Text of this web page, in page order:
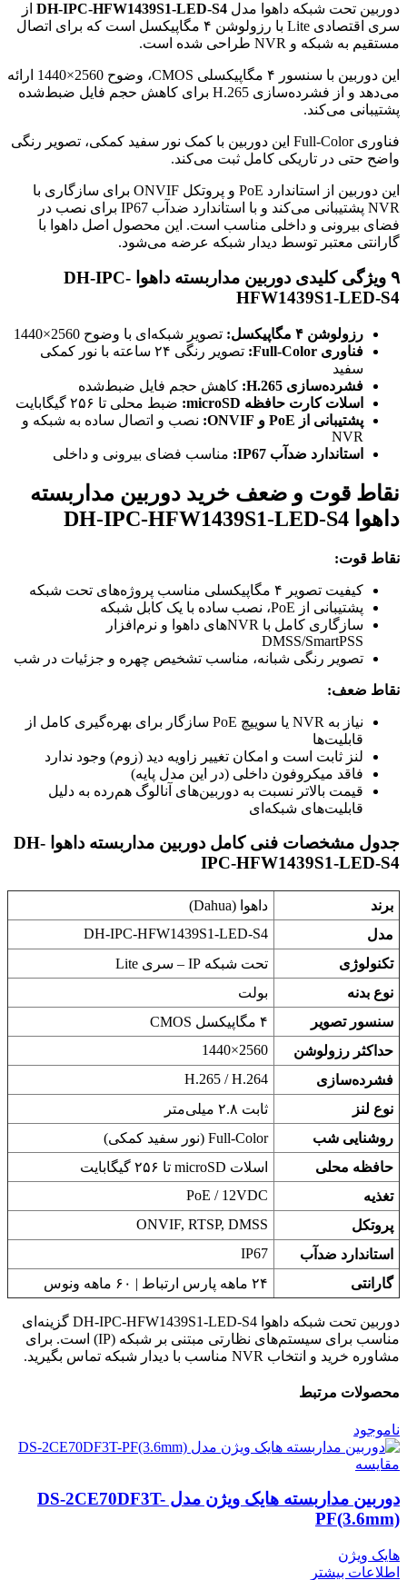
دوربین تحت شبکه داهوا مدل DH-IPC-HFW1439S1-LED-S4 از
سری اقتصادی Lite با رزولوشن ۴ مگاپیکسل است که برای اتصال
مستقیم به شبکه و NVR طراحی شده است.
این دوربین با سنسور ۴ مگاپیکسلی CMOS، وضوح 2560×1440 ارائه
می‌دهد و از فشرده‌سازی H.265 برای کاهش حجم فایل ضبط‌شده
پشتیبانی می‌کند.
فناوری Full-Color این دوربین با کمک نور سفید کمکی، تصویر رنگی
واضح حتی در تاریکی کامل ثبت می‌کند.
این دوربین از استاندارد PoE و پروتکل ONVIF برای سازگاری با
NVR پشتیبانی می‌کند و با استاندارد ضدآب IP67 برای نصب در
فضای بیرونی و داخلی مناسب است. این محصول اصل داهوا با
گارانتی معتبر توسط دیدار شبکه عرضه می‌شود.
۹ ویژگی کلیدی دوربین مداربسته داهوا DH-IPC-
HFW1439S1-LED-S4
رزولوشن ۴ مگاپیکسل:
تصویر شبکه‌ای با وضوح 2560×1440
فناوری Full-Color:
تصویر رنگی ۲۴ ساعته با نور کمکی
سفید
فشرده‌سازی H.265:
کاهش حجم فایل ضبط‌شده
اسلات کارت حافظه microSD:
ضبط محلی تا ۲۵۶ گیگابایت
پشتیبانی از PoE و ONVIF:
نصب و اتصال ساده به شبکه و
NVR
استاندارد ضدآب IP67:
مناسب فضای بیرونی و داخلی
نقاط قوت و ضعف خرید دوربین مداربسته
داهوا DH-IPC-HFW1439S1-LED-S4
نقاط قوت:
کیفیت تصویر ۴ مگاپیکسلی مناسب پروژه‌های تحت شبکه
پشتیبانی از PoE، نصب ساده با یک کابل شبکه
سازگاری کامل با NVRهای داهوا و نرم‌افزار
DMSS/SmartPSS
تصویر رنگی شبانه، مناسب تشخیص چهره و جزئیات در شب
نقاط ضعف:
نیاز به NVR یا سوییچ PoE سازگار برای بهره‌گیری کامل از
قابلیت‌ها
لنز ثابت است و امکان تغییر زاویه دید (زوم) وجود ندارد
فاقد میکروفون داخلی (در این مدل پایه)
قیمت بالاتر نسبت به دوربین‌های آنالوگ هم‌رده به دلیل
قابلیت‌های شبکه‌ای
جدول مشخصات فنی کامل دوربین مداربسته داهوا DH-
IPC-HFW1439S1-LED-S4
برند
داهوا (Dahua)
مدل
DH-IPC-HFW1439S1-LED-S4
تکنولوژی
تحت شبکه IP – سری Lite
نوع بدنه
بولت
سنسور تصویر
۴ مگاپیکسل CMOS
حداکثر رزولوشن
2560×1440
فشرده‌سازی
H.265 / H.264
نوع لنز
ثابت ۲.۸ میلی‌متر
روشنایی شب
Full-Color (نور سفید کمکی)
حافظه محلی
اسلات microSD تا ۲۵۶ گیگابایت
تغذیه
PoE / 12VDC
پروتکل
ONVIF, RTSP, DMSS
استاندارد ضدآب
IP67
گارانتی
۲۴ ماهه پارس ارتباط | ۶۰ ماهه ونوس
دوربین تحت شبکه داهوا DH-IPC-HFW1439S1-LED-S4 گزینه‌ای
مناسب برای سیستم‌های نظارتی مبتنی بر شبکه (IP) است. برای
مشاوره خرید و انتخاب NVR مناسب با دیدار شبکه تماس بگیرید.
محصولات مرتبط
ناموجود
مقایسه
دوربین مداربسته هایک ویژن مدل DS-2CE70DF3T-
PF(3.6mm)
هایک ویژن
اطلاعات بیشتر